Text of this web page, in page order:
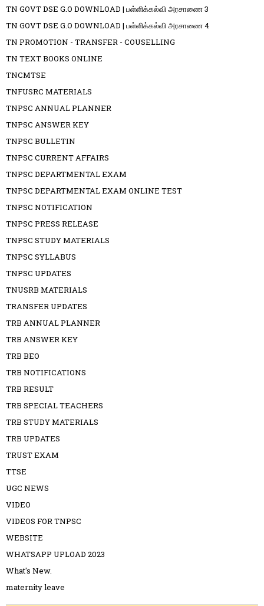
TN GOVT DSE G.O DOWNLOAD | பள்ளிக்கல்வி அரசாணை 3
TN GOVT DSE G.O DOWNLOAD | பள்ளிக்கல்வி அரசாணை 4
TN PROMOTION - TRANSFER - COUSELLING
TN TEXT BOOKS ONLINE
TNCMTSE
TNFUSRC MATERIALS
TNPSC ANNUAL PLANNER
TNPSC ANSWER KEY
TNPSC BULLETIN
TNPSC CURRENT AFFAIRS
TNPSC DEPARTMENTAL EXAM
TNPSC DEPARTMENTAL EXAM ONLINE TEST
TNPSC NOTIFICATION
TNPSC PRESS RELEASE
TNPSC STUDY MATERIALS
TNPSC SYLLABUS
TNPSC UPDATES
TNUSRB MATERIALS
TRANSFER UPDATES
TRB ANNUAL PLANNER
TRB ANSWER KEY
TRB BEO
TRB NOTIFICATIONS
TRB RESULT
TRB SPECIAL TEACHERS
TRB STUDY MATERIALS
TRB UPDATES
TRUST EXAM
TTSE
UGC NEWS
VIDEO
VIDEOS FOR TNPSC
WEBSITE
WHATSAPP UPLOAD 2023
What's New.
maternity leave